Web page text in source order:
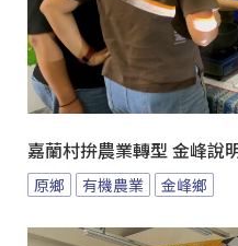
嘉蘭村拚農業轉型 金峰說
原鄉 有機農業 金峰鄉